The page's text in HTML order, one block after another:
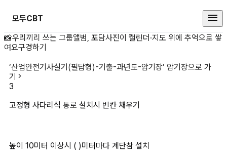
모두CBT
고정형 사다리식 통로 설치시 빈칸
📸우리끼리 쓰는 그룹앨범, 포담사진이 캘린더·지도 위에 추억으로 쌓
여요구경하기
‘산업안전기사실기(필답형)-기출-과년도-암기장’ 암기장으로 가
기
3
고정형 사다리식 통로 설치시 빈칸 채우기
높이 10미터 이상시 ( )미터마다 계단참 설치